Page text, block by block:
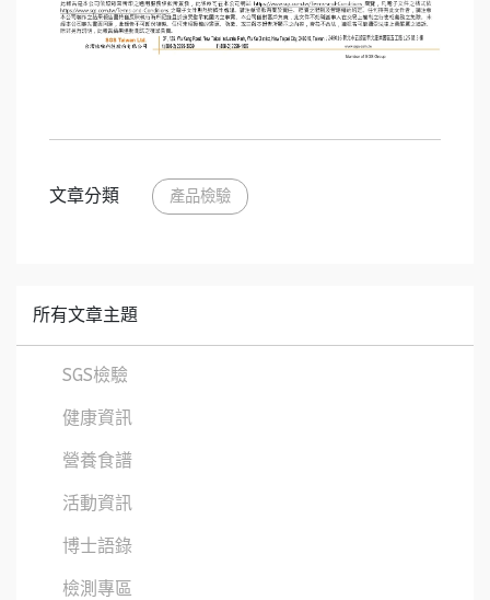
文章分類 產品檢驗
所有文章主題
SGS檢驗
健康資訊
營養食譜
活動資訊
博士語錄
檢測專區